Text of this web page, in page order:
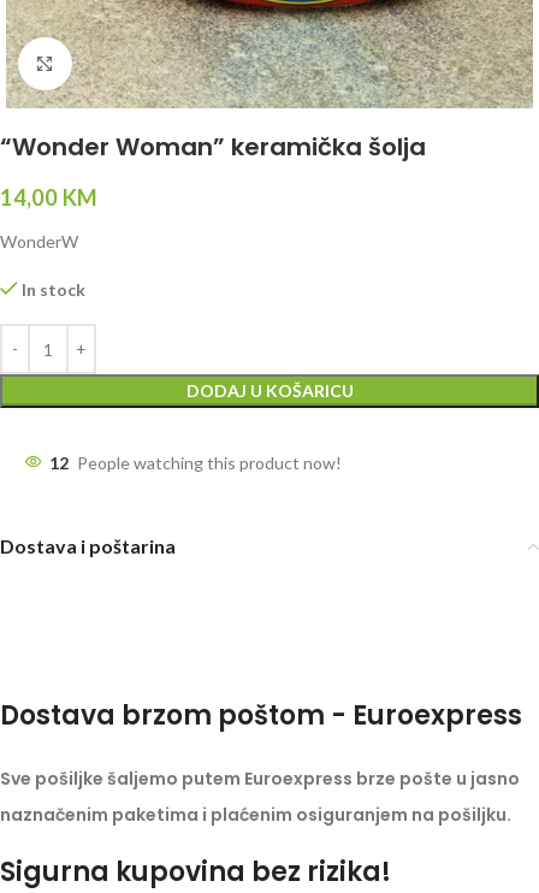
Click to enlarge
“Wonder Woman” keramička šolja
14,00 KM
WonderW
In stock
DODAJ U KOŠARICU
12 People watching this product now!
Dostava i poštarina
Dostava brzom poštom - Euroexpress
Sve pošiljke šaljemo putem Euroexpress brze pošte u jasno
naznačenim paketima i plaćenim osiguranjem na pošiljku.
Sigurna kupovina bez rizika!